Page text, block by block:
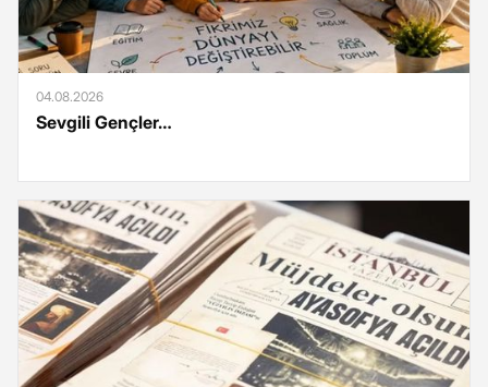
04.08.2026
Sevgili Gençler…